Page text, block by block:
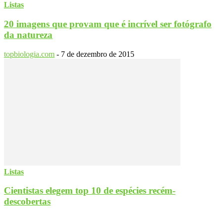
Listas
20 imagens que provam que é incrível ser fotógrafo
da natureza
topbiologia.com - 7 de dezembro de 2015
Listas
Cientistas elegem top 10 de espécies recém-
descobertas